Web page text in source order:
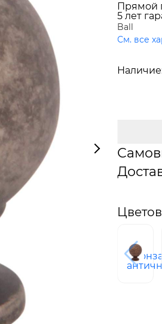
Прямой
5 лет
Ball
См. все
бронза